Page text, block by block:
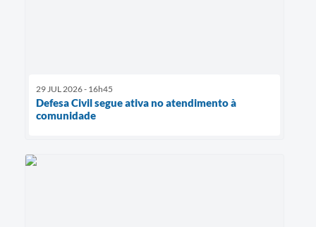
29 JUL 2026 - 16h45
Defesa Civil segue ativa no atendimento à
comunidade